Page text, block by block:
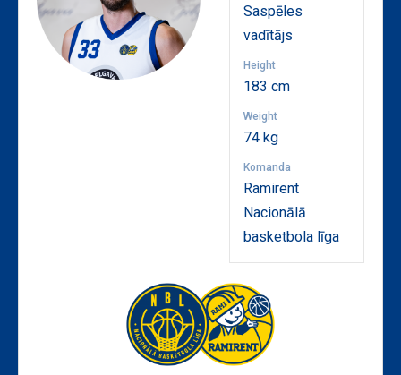
Saspēles
vadītājs
Height
183 cm
Weight
74 kg
Komanda
Ramirent
Nacionālā
basketbola līga